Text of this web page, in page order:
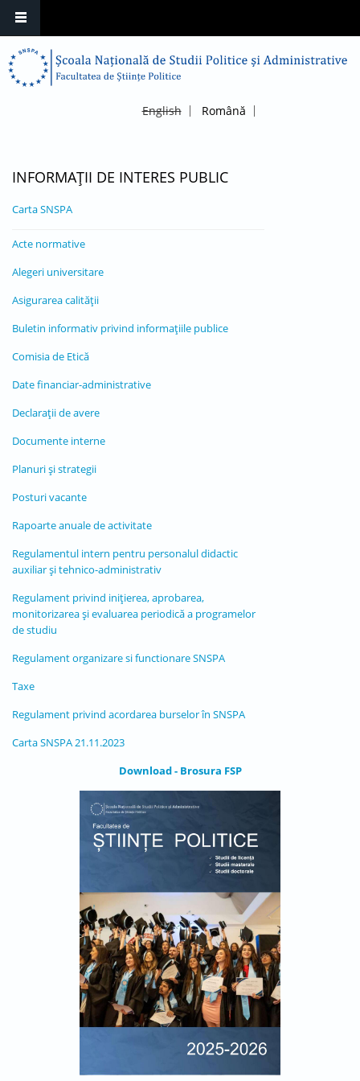
English Română
INFORMAȚII DE INTERES PUBLIC
Carta SNSPA
Acte normative
Alegeri universitare
Asigurarea calității
Buletin informativ privind informațiile publice
Comisia de Etică
Date financiar-administrative
Declarații de avere
Documente interne
Planuri și strategii
Posturi vacante
Rapoarte anuale de activitate
Regulamentul intern pentru personalul didactic
auxiliar şi tehnico-administrativ
Regulament privind iniţierea, aprobarea,
monitorizarea şi evaluarea periodică a programelor
de studiu
Regulament organizare si functionare SNSPA
Taxe
Regulament privind acordarea burselor în SNSPA
Carta SNSPA 21.11.2023
Download - Brosura FSP